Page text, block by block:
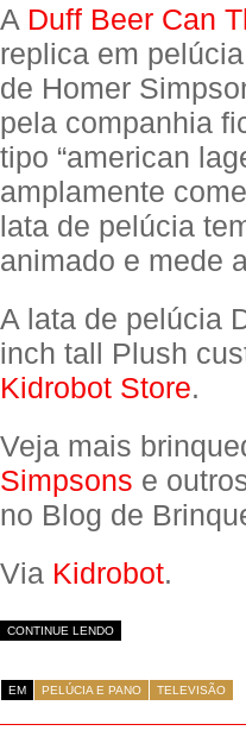
A Duff Beer Can
replica em
de Homer
pela companhia
tipo “american
amplamente
lata de pelúcia
animado e mede
A lata de pelúcia
inch tall Plush
Kidrobot Store.
Veja mais
Simpsons e
no Blog de
Via Kidrobot.
CONTINUE LENDO
EM PELÚCIA E PANO TELEVISÃO